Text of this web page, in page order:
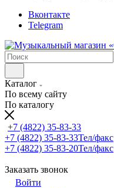
Вконтакте
Telegram
Каталог
По всему сайту
По каталогу
+7 (4822) 35-83-33
+7 (4822) 35-83-33Тел/факс
+7 (4822) 35-83-20Тел/факс
Заказать звонок
Войти